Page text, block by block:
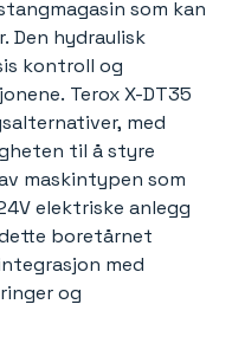
som kan
Den hydraulisk
kontroll og
Terox X-DT35
med
til å styre
maskintypen som
elektriske anlegg
boretårnet
med
og